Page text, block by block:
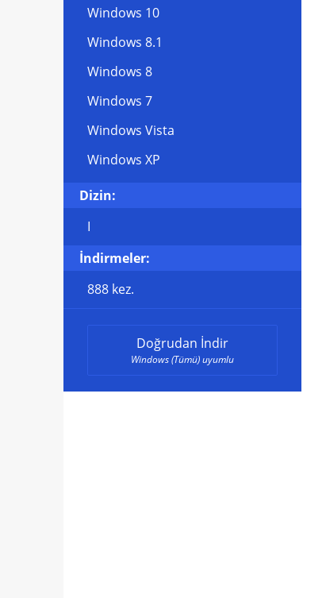
Windows 10
Windows 8.1
Windows 8
Windows 7
Windows Vista
Windows XP
Dizin:
I
İndirmeler:
888 kez.
Doğrudan İndir
Windows (Tümü) uyumlu